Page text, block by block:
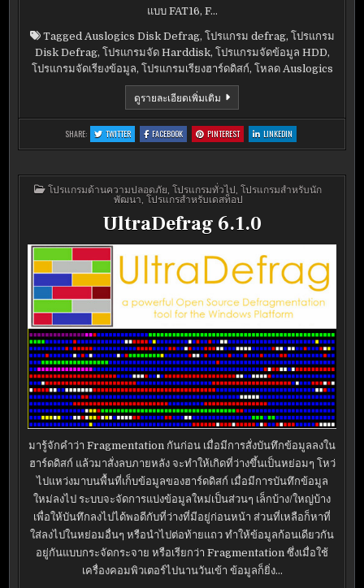
แบบ FAT16, F…
Tagged Auslogics Disk Defrag, โปรแกรม defrag, โปรแกรม
Disk Defrag, โปรแกรมจัด Harddisk, โปรแกรมจัดข้อมูล HDD,
โปรแกรมจัดเรียงข้อมูล, โปรแกรมเรียงฮาร์ดดิสก์, โหลด Auslogics
ดูรายละเอียดเพิ่มเติม AUSLOGICS
DISK
DEFRAG
6.0.0.0
SHARE: TWITTER:
AUSLOGICS
DISK
FACEBOOK:
AUSLOGICS
DISK
PINTEREST:
AUSLOGICS
DISK
LINKEDIN:
AUSLOGICS
DISK
POSTED
IN
โปรแกรมด้านความปลอดภัย โปรแกรมทั่วไป โปรแกรมสำหรับนัก
พัฒนา ,โปรแกรสำหรับเดสท็อป
UltraDefrag 6.1.0
มารู้จักคำว่า Fragmentation กันก่อน เมื่อมีการสั่งบันทึกข้อมูลลงใน
ฮาร์ดดิสก์ แล้วมาสั่งลบภายหลัง จะทำให้เกิดที่ว่างขึ้นเป็นหย่อมๆ โหว่
ไปแหว่งมาบนพื้นที่เก็บข้อมูลของฮาร์ดดิสก์ เมื่อมีการบันทึกข้อมูล
ใหม่ลงไป ระบบจะจัดการแบ่งข้อมูลใหม่เป็นส่วนๆ เล็กบ้าง/ใหญ่บ้าง
เพื่อให้บันทึกลงไปได้พอดีกับที่ว่างที่มีอยู่ก่อนหน้า ส่วนที่เหลือก็หาที่
ใส่ลงไปในหย่อมอื่นๆ หรือนำไปต่อท้ายแถว ทำให้ข้อมูลก้อนเดียวกัน
อยู่กันแบบกระจัดกระจาย หรือเรียกว่า Fragmentation ซึ่งเมื่อใช้
เครื่องคอมพิวเตอร์ไปนานวันเข้า ข้อมูลก็ยิ่ง…